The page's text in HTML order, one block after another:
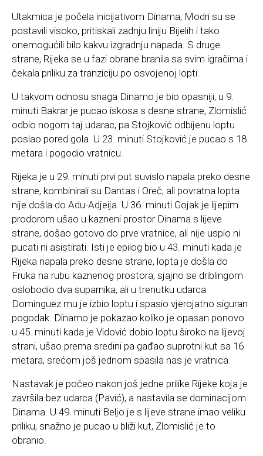
Utakmica je počela inicijativom Dinama, Modri su se
postavili visoko, pritiskali zadnju liniju Bijelih i tako
onemogućili bilo kakvu izgradnju napada. S druge
strane, Rijeka se u fazi obrane branila sa svim igračima i
čekala priliku za tranziciju po osvojenoj lopti.
U takvom odnosu snaga Dinamo je bio opasniji, u 9.
minuti Bakrar je pucao iskosa s desne strane, Zlomislić
odbio nogom taj udarac, pa Stojković odbijenu loptu
poslao pored gola. U 23. minuti Stojković je pucao s 18
metara i pogodio vratnicu.
Rijeka je u 29. minuti prvi put suvislo napala preko desne
strane, kombinirali su Dantas i Oreč, ali povratna lopta
nije došla do Adu-Adjeija. U 36. minuti Gojak je lijepim
prodorom ušao u kazneni prostor Dinama s lijeve
strane, došao gotovo do prve vratnice, ali nije uspio ni
pucati ni asistirati. Isti je epilog bio u 43. minuti kada je
Rijeka napala preko desne strane, lopta je došla do
Fruka na rubu kaznenog prostora, sjajno se driblingom
oslobodio dva suparnika, ali u trenutku udarca
Dominguez mu je izbio loptu i spasio vjerojatno siguran
pogodak. Dinamo je pokazao koliko je opasan ponovo
u 45. minuti kada je Vidović dobio loptu široko na lijevoj
strani, ušao prema sredini pa gađao suprotni kut sa 16
metara, srećom još jednom spasila nas je vratnica.
Nastavak je počeo nakon još jedne prilike Rijeke koja je
završila bez udarca (Pavić), a nastavila se dominacijom
Dinama. U 49. minuti Beljo je s lijeve strane imao veliku
priliku, snažno je pucao u bliži kut, Zlomislić je to
obranio.